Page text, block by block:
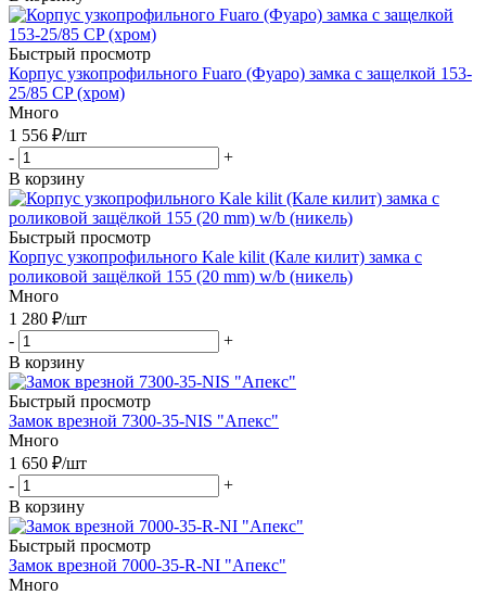
Быстрый просмотр
Корпус узкопрофильного Fuaro (Фуаро) замка с защелкой 153-
25/85 CP (хром)
Много
1 556 ₽/шт
-
+
В корзину
Быстрый просмотр
Корпус узкопрофильного Kale kilit (Кале килит) замка с
роликовой защёлкой 155 (20 mm) w/b (никель)
Много
1 280 ₽/шт
-
+
В корзину
Быстрый просмотр
Замок врезной 7300-35-NIS "Апекс"
Много
1 650 ₽/шт
-
+
В корзину
Быстрый просмотр
Замок врезной 7000-35-R-NI "Апекс"
Много